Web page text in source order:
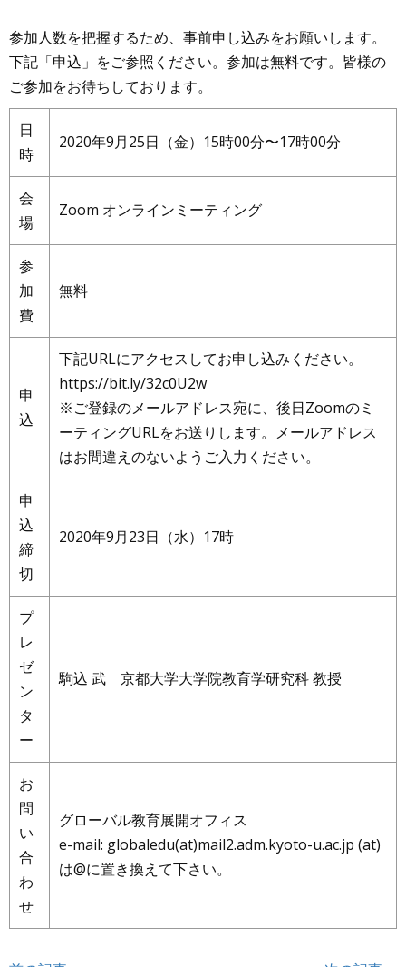
参加人数を把握するため、事前申し込みをお願いします。
下記「申込」をご参照ください。参加は無料です。皆様の
ご参加をお待ちしております。
日
時
2020年9⽉25⽇（金）15時00分〜17時00分
会
場
Zoom オンラインミーティング
参
加
費
無料
申
込
下記URLにアクセスしてお申し込みください。
https://bit.ly/32c0U2w
※ご登録のメールアドレス宛に、後日Zoomのミ
ーティングURLをお送りします。メールアドレス
はお間違えのないようご入力ください。
申
込
締
切
2020年9月23日（水）17時
プ
レ
ゼ
ン
タ
ー
駒込 武 京都大学大学院教育学研究科 教授
お
問
い
合
わ
せ
グローバル教育展開オフィス
e-mail: globaledu(at)mail2.adm.kyoto-u.ac.jp (at)
は@に置き換えて下さい。